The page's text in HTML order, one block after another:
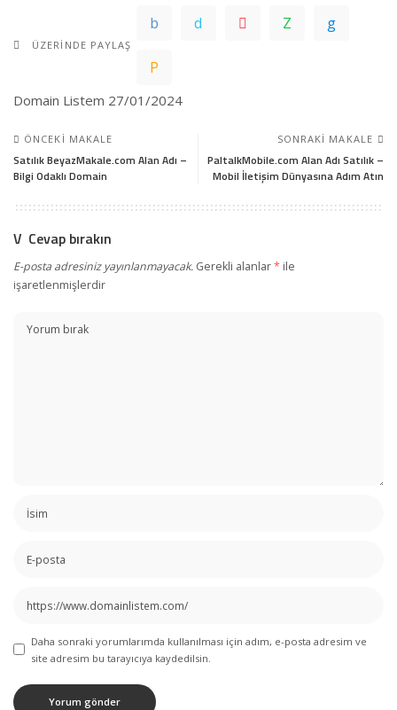
ÜZERINDE PAYLAŞ
Domain Listem 27/01/2024
ÖNCEKI MAKALE
Satılık BeyazMakale.com Alan Adı –
Bilgi Odaklı Domain
SONRAKI MAKALE
PaltalkMobile.com Alan Adı Satılık –
Mobil İletişim Dünyasına Adım Atın
Cevap bırakın
E-posta adresiniz yayınlanmayacak. Gerekli alanlar* ile
işaretlenmişlerdir
Daha sonraki yorumlarımda kullanılması için adım, e-posta adresim ve
site adresim bu tarayıcıya kaydedilsin.